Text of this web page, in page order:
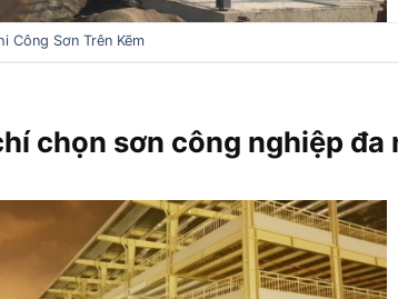
Công Sơn Trên Kẽm
chọn sơn công nghiệp đa